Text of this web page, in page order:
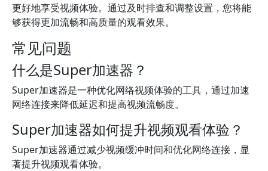
更好地享受视频体验。通过及时排查和调整设置，您将能
够获得更加流畅和高质量的观看效果。
常见问题
什么是Super加速器？
Super加速器是一种优化网络视频体验的工具，通过加速
网络连接来降低延迟和提高视频流畅度。
Super加速器如何提升视频观看体验？
Super加速器通过减少视频缓冲时间和优化网络连接，显
著提升视频观看体验。